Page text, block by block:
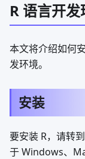
R 语言开发
本文将介绍如何
发环境。
安装
要安装 R，请转到
于 Windows、